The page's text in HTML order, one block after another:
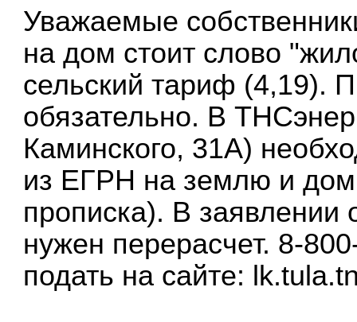
Уважаемые
на дом стоит слово
сельский тариф (4,19).
обязательно. В
Каминского, 31А)
из ЕГРН на землю и дом
прописка). В заявлении
нужен перерасчет. 8-
подать на сайте: